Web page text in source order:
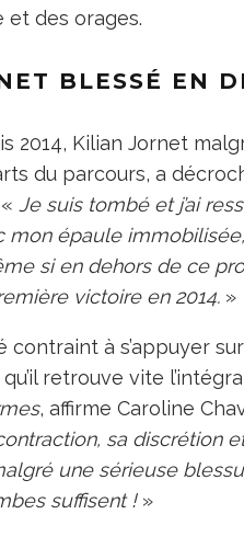
et des orages.
BLESSÉ EN
2014, Kilian Jornet
du parcours, a
Je suis tombé et j’ai
épaule immobilisée,
si en dehors de ce
victoire en 2014. »
contraint à s’appuyer
retrouve vite
, affirme Caroline
sa discrétion
une sérieuse
suffisent !»